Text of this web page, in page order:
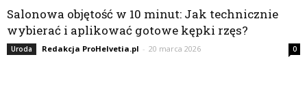
Salonowa objętość w 10 minut: Jak technicznie
wybierać i aplikować gotowe kępki rzęs?
Uroda Redakcja ProHelvetia.pl - 20 marca 2026 0